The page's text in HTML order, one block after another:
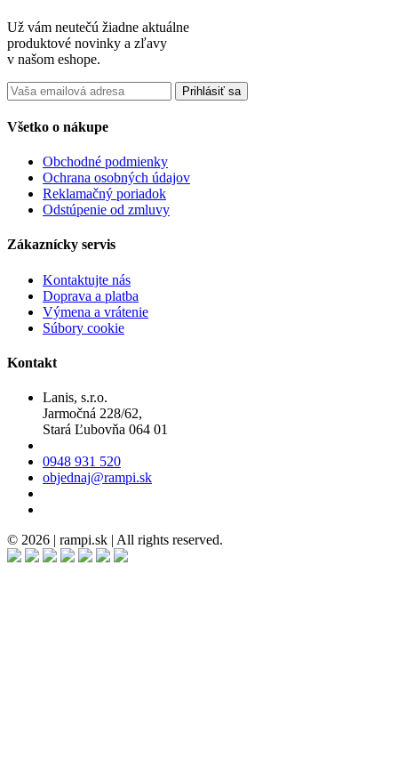
Už vám neutečú žiadne aktuálne
produktové novinky a zľavy
v našom eshope.
Prihlásiť sa
Všetko o nákupe
Obchodné podmienky
Ochrana osobných údajov
Reklamačný poriadok
Odstúpenie od zmluvy
Zákaznícky servis
Kontaktujte nás
Doprava a platba
Výmena a vrátenie
Súbory cookie
Kontakt
Lanis, s.r.o.
Jarmočná 228/62,
Stará Ľubovňa 064 01
0948 931 520
objednaj@rampi.sk
© 2026 | rampi.sk | All rights reserved.